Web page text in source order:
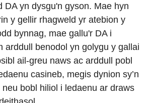
DA yn dysgu'n gyson. Mae hyn
y gellir rhagweld yr atebion y
bynnag, mae gallu'r DA i
arddull benodol yn golygu y gallai
ail-greu naws ac arddull pobl
casineb, megis dynion sy’n
bobl hiliol i ledaenu ar draws